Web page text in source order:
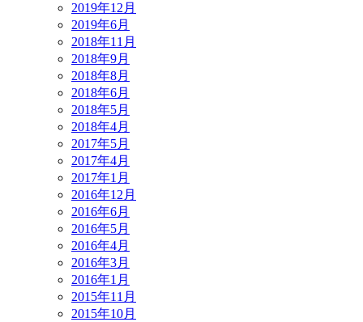
2019年12月
2019年6月
2018年11月
2018年9月
2018年8月
2018年6月
2018年5月
2018年4月
2017年5月
2017年4月
2017年1月
2016年12月
2016年6月
2016年5月
2016年4月
2016年3月
2016年1月
2015年11月
2015年10月